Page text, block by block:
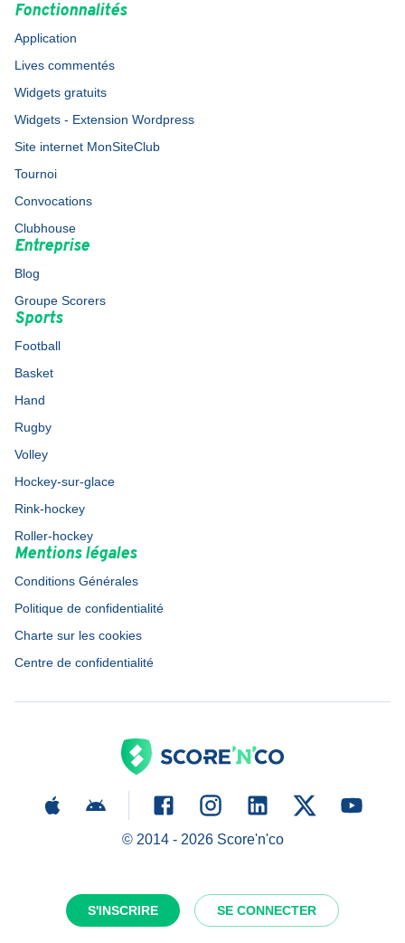
S'INSCRIRE SE CONNECTER
Fonctionnalités
Application
Lives commentés
Widgets gratuits
Widgets - Extension Wordpress
Site internet MonSiteClub
Tournoi
Convocations
Clubhouse
Entreprise
Blog
Groupe Scorers
Sports
Football
Basket
Hand
Rugby
Volley
Hockey-sur-glace
Rink-hockey
Roller-hockey
Mentions légales
Conditions Générales
Politique de confidentialité
Charte sur les cookies
Centre de confidentialité
© 2014 - 2026Score'n'co